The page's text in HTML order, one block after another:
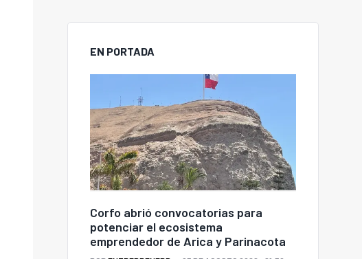
EN PORTADA
Corfo abrió convocatorias para
potenciar el ecosistema
emprendedor de Arica y Parinacota